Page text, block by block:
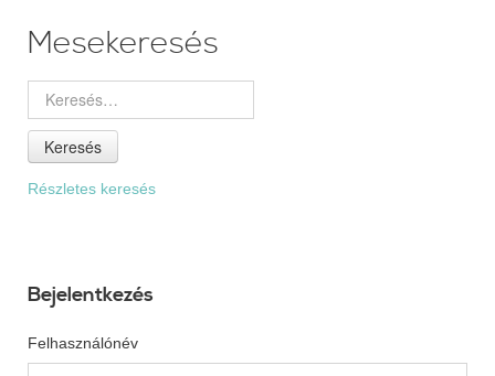
Mesekeresés
Keresés
Részletes keresés
Bejelentkezés
Felhasználónév